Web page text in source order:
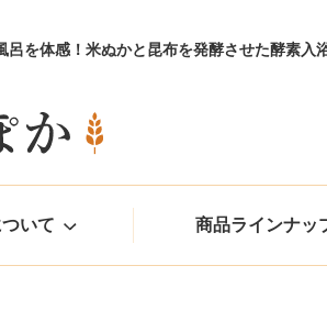
呂を体感！米ぬかと昆布を発酵させた酵素入
いて 商品ラインナッ